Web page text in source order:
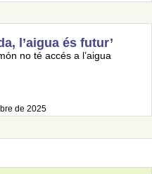
l’aigua és futur’
no té accés a l’aigua
de 2025